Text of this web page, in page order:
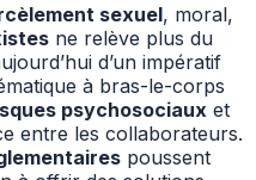
sexuel, moral,
ne relève plus du
d’un impératif
à bras-le-corps
psychosociaux et
entre les collaborateurs.
poussent